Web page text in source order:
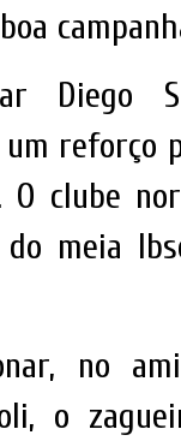
Diego
reforço
O clube
meia
no
o